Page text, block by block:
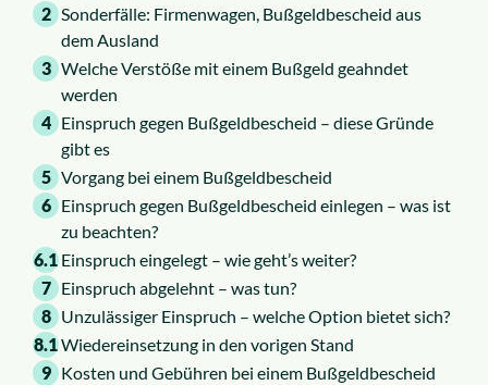
2 Sonderfälle: Firmenwagen, Bußgeldbescheid aus
dem Ausland
3 Welche Verstöße mit einem Bußgeld geahndet
werden
4 Einspruch gegen Bußgeldbescheid – diese Gründe
gibt es
5 Vorgang bei einem Bußgeldbescheid
6 Einspruch gegen Bußgeldbescheid einlegen – was ist
zu beachten?
6.1 Einspruch eingelegt – wie geht’s weiter?
7 Einspruch abgelehnt – was tun?
8 Unzulässiger Einspruch – welche Option bietet sich?
8.1Wiedereinsetzung in den vorigen Stand
9 Kosten und Gebühren bei einem Bußgeldbescheid